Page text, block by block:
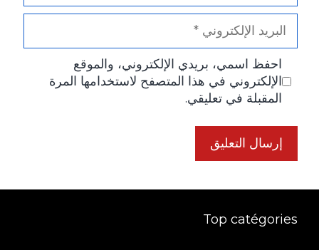
البريد
الإلكتروني
احفظ اسمي، بريدي الإلكتروني، والموقع
الإلكتروني في هذا المتصفح لاستخدامها المرة
المقبلة في تعليقي.
Top catégories